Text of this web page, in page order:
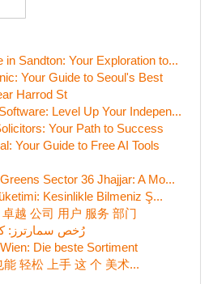
in Sandton: Your Exploration to...
Your Guide to Seoul's Best
Harrod St
Level Up Your Indepen...
Your Path to Success
Your Guide to Free AI Tools
Sector 36 Jhajjar: A Mo...
Kesinlikle Bilmeniz Ş...
越 公司 用户 服务 部门
رُخص سمارترز:
Die beste Sortiment
能 轻松 上手 这 个 美术...